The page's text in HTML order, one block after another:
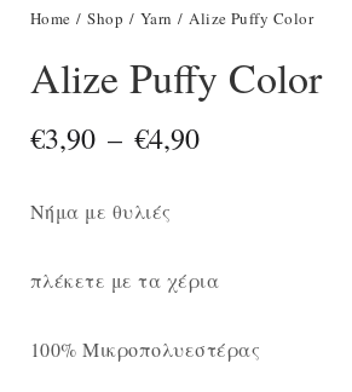
Home /Shop / Yarn / Alize Puffy Color
Alize Puffy Color
€3,90 – €4,90
€4,90
Νήμα με θυλιές
πλέκετε με τα χέρια
100% Μικροπολυεστέρας